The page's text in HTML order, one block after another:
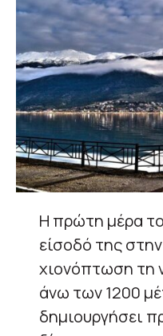
Η πρώτη μέρα
είσοδό της
χιονόπτωση τη
άνω των 1200
δημιουργήσει